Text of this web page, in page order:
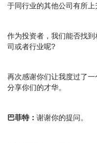
于同行业的其他公司有所上
作为投资者，我们能否找
司或者行业呢?
再次感谢你们让我度过了
分享你们的才华。
巴菲特： 谢谢你的提问。